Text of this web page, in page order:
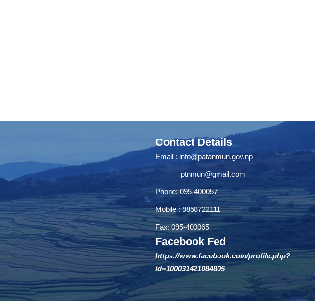
Contact Details
Email : info@patanmun.gov.np
ptnmun@gmail.com
Phone: 095-400057
Mobile : 9858722111
Fax: 095-400065
Facebook Fed
https://www.facebook.com/profile.php?
id=100031421084805